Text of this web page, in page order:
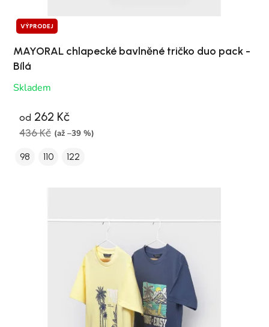
VÝPRODEJ
MAYORAL chlapecké bavlněné tričko duo pack -
Bílá
Skladem
od 262 Kč
436 Kč (až –39 %)
98 110 122